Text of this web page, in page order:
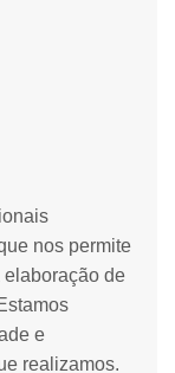
nos permite
elaboração de
e
realizamos.